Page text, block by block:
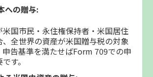
への贈与:
米国市民・永住権保持者・米国居住
、全世界の資産が米国贈与税の対象
申告基準を満たせばForm 709での申
す。